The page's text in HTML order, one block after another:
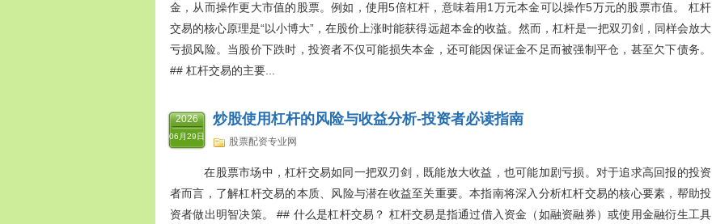
金，从而操作更大市值的股票。例如，使用5倍杠杆，意味着用1万元本金可以操作5万元的股票市值。 杠杆
交易的核心原理是“以小博大”，在股价上涨时能获得远超本金的收益。然而，杠杆是一把双刃剑，同样会放大
亏损风险。当股价下跌时，投资者不仅可能损失本金，还可能因保证金不足而被强制平仓，甚至欠下债务。
## 杠杆交易的主要...
2026
06月29日
炒股使用杠杆的风险与收益分析-投资者必读指南
股票配资专业网
在股票市场中，杠杆交易如同一把双刃剑，既能放大收益，也可能加剧亏损。对于追求高回报的投资
者而言，了解杠杆交易的本质、风险与潜在收益至关重要。本指南将深入分析杠杆交易的核心要素，帮助投
资者做出明智决策。 ## 什么是杠杆交易？ 杠杆交易是指通过借入资金（如融资融券）或使用金融衍生工具